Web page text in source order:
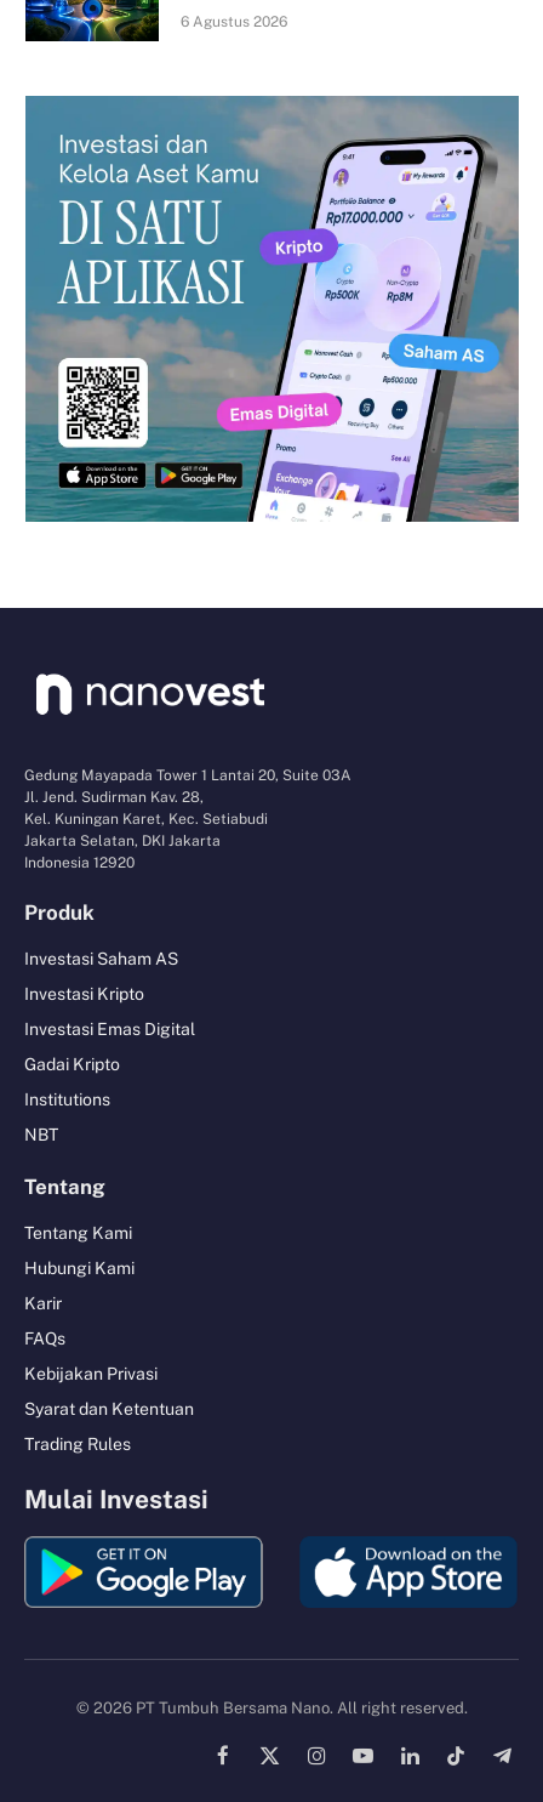
6 Agustus 2026
Gedung Mayapada Tower 1 Lantai 20, Suite 03A
Jl. Jend. Sudirman Kav. 28,
Kel. Kuningan Karet, Kec. Setiabudi
Jakarta Selatan, DKI Jakarta
Indonesia 12920
Produk
Investasi Saham AS
Investasi Kripto
Investasi Emas Digital
Gadai Kripto
Institutions
NBT
Tentang
Tentang Kami
Hubungi Kami
Karir
FAQs
Kebijakan Privasi
Syarat dan Ketentuan
Trading Rules
Mulai Investasi
© 2026 PT Tumbuh Bersama Nano. All right reserved.
Facebook
X
InstagramYouTubeLinkedInTikTok